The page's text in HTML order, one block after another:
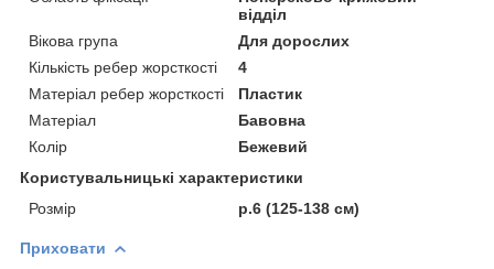
відділ
Вікова група
Для дорослих
Кількість ребер жорсткості
4
Матеріал ребер жорсткості
Пластик
Матеріал
Бавовна
Колір
Бежевий
Користувальницькі характеристики
Розмір
р.6 (125-138 см)
Приховати